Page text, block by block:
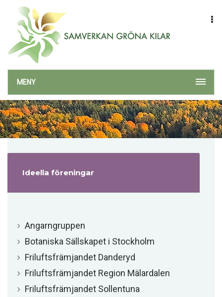
MENY
Ideella föreningar
Angarngruppen
Botaniska Sällskapet i Stockholm
Friluftsfrämjandet Danderyd
Friluftsfrämjandet Region Mälardalen
Friluftsfrämjandet Sollentuna